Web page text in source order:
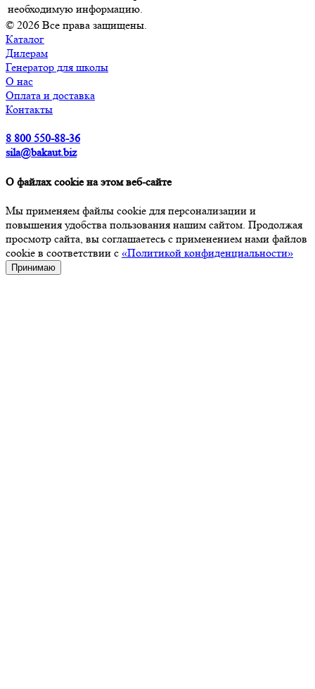
необходимую информацию.
© 2026 Все права защищены.
Каталог
Дилерам
Генератор для школы
О нас
Оплата и доставка
Контакты
8 800 550-88-36
sila@bakaut.biz
О файлах cookie на этом веб-сайте
Мы применяем файлы cookie для персонализации и
повышения удобства пользования нашим сайтом. Продолжая
просмотр сайта, вы соглашаетесь с применением нами файлов
cookie в соответствии с «Политикой конфиденциальности»
Принимаю